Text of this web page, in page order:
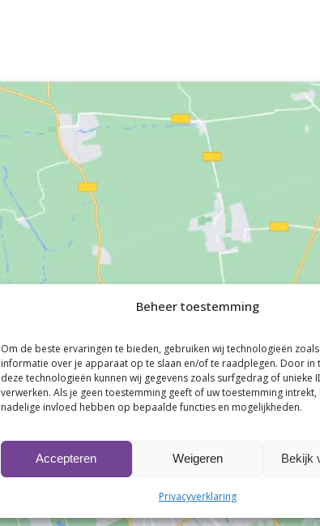
Beheer toestemming
Om de beste ervaringen te bieden, gebruiken wij technologieën
informatie over je apparaat op te slaan en/of te raadplegen. Door in
deze technologieën kunnen wij gegevens zoals surfgedrag of unieke
verwerken. Als je geen toestemming geeft of uw toestemming intrekt,
nadelige invloed hebben op bepaalde functies en mogelijkheden.
Accepteren Weigeren Bekijk
Privacyverklaring
Klik om marketing cookies te accepteren en